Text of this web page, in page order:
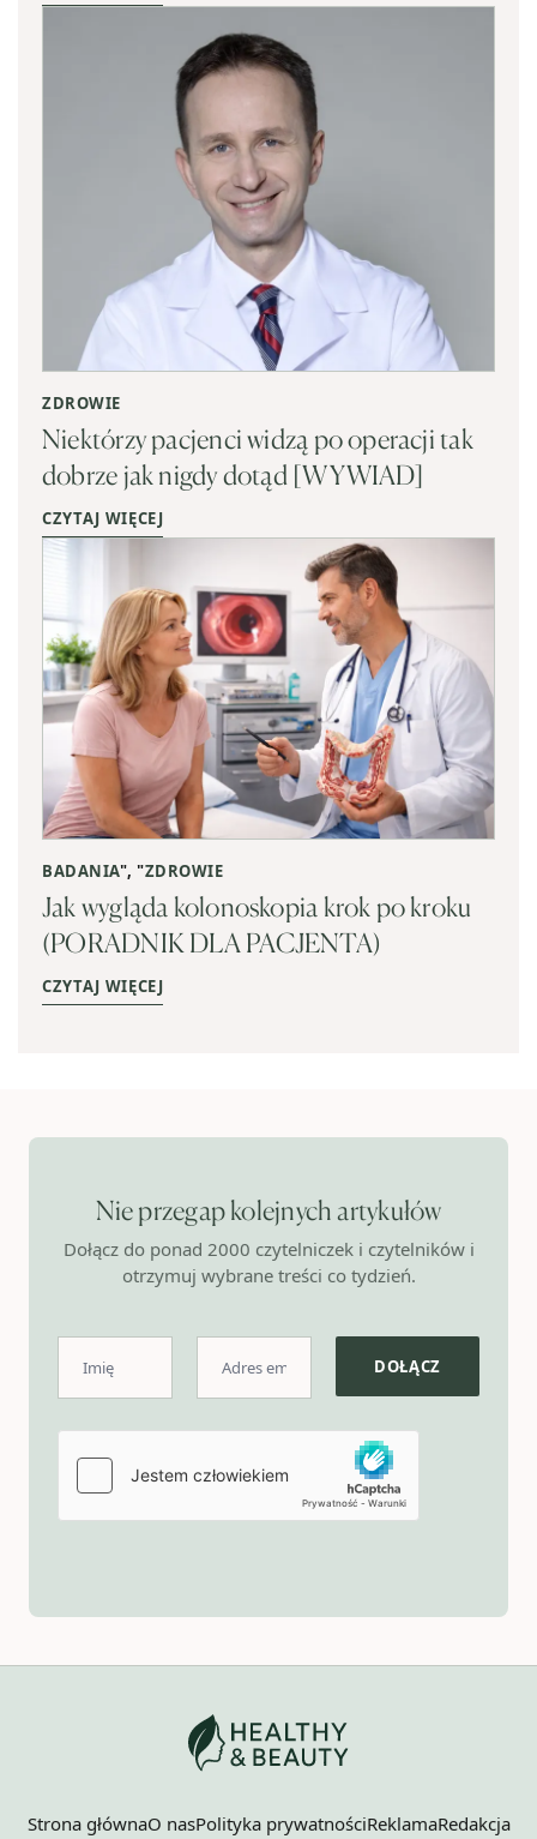
ZDROWIE
Niektórzy pacjenci widzą po operacji tak
dobrze jak nigdy dotąd [WYWIAD]
CZYTAJ WIĘCEJ
BADANIA", "ZDROWIE
Jak wygląda kolonoskopia krok po kroku
(PORADNIK DLA PACJENTA)
CZYTAJ WIĘCEJ
Nie przegap kolejnych artykułów
Dołącz do ponad 2000 czytelniczek i czytelników i
otrzymuj wybrane treści co tydzień.
Strona głównaO nasPolityka prywatnościReklamaRedakcja